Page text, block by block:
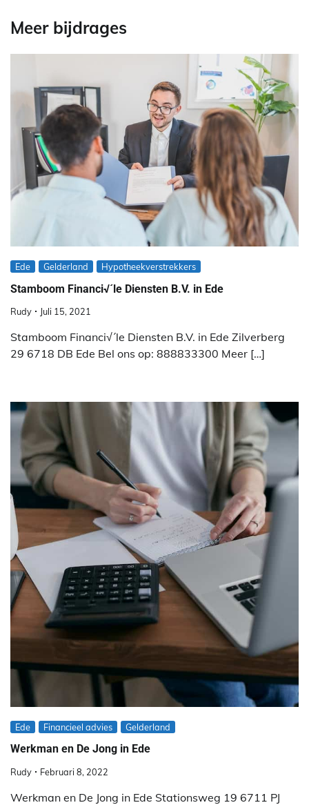
Meer bijdrages
Ede Gelderland Hypotheekverstrekkers
Stamboom Financi√´le Diensten B.V. in Ede
Rudy Juli 15, 2021
Stamboom Financi√´le Diensten B.V. in Ede Zilverberg
29 6718 DB Ede Bel ons op: 888833300 Meer […]
Ede Financieel advies Gelderland
Werkman en De Jong in Ede
Rudy Februari 8, 2022
Werkman en De Jong in Ede Stationsweg 19 6711 PJ